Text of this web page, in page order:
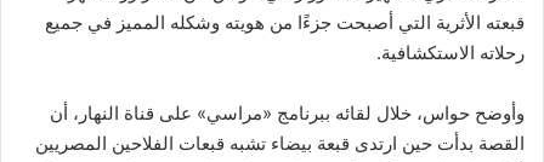
قبعته الأثرية التي أصبحت جزءًا من هويته وشكله المميز في جميع
رحلاته الاستكشافية.
وأوضح حواس، خلال لقائه ببرنامج «مراسي» على قناة النهار، أن
القصة بدأت حين ارتدى قبعة بيضاء تشبه قبعات الفلاحين المصريين